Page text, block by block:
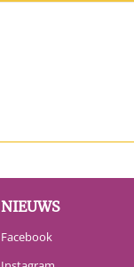
NIEUWS
Facebook